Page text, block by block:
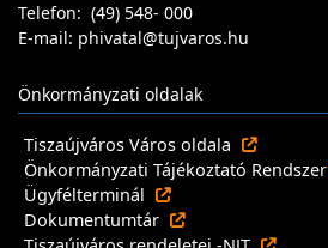
Telefon: (49) 548- 000
E-mail: phivatal@tujvaros.hu
Önkormányzati oldalak
Tiszaújváros Város oldala
Önkormányzati Tájékoztató Rendszer
Ügyfélterminál
Dokumentumtár